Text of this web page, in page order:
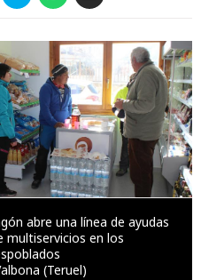
abre una línea de ayudas
multiservicios en los
(Teruel)